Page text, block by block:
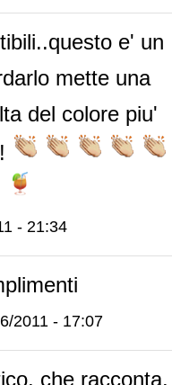
e' un
mette una
del colore piu'
- 21:34
2011 - 17:07
che racconta.